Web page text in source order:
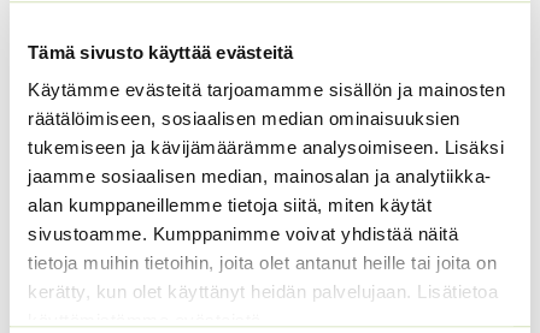
Tämä sivusto käyttää evästeitä
Käytämme evästeitä tarjoamamme sisällön ja mainosten
räätälöimiseen, sosiaalisen median ominaisuuksien
tukemiseen ja kävijämäärämme analysoimiseen. Lisäksi
jaamme sosiaalisen median, mainosalan ja analytiikka-
alan kumppaneillemme tietoja siitä, miten käytät
sivustoamme. Kumppanimme voivat yhdistää näitä
tietoja muihin tietoihin, joita olet antanut heille tai joita on
kerätty, kun olet käyttänyt heidän palvelujaan. Lisätietoa
Tomaatti Goldene
Königin annos, 1 g, tai 5
g.
ALE!
2,49€ – 16,90€Hintaluokka:
2,49 €
-
Sisältää
arvonlisäveron
Pensastomaatti Totem
F1 100 s.
24,90€ Sisältää
arvonlisäveron